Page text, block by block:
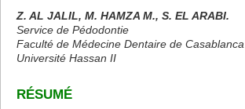
Z. AL JALIL, M. HAMZA M., S. EL ARABI.
Service de Pédodontie
Faculté de Médecine Dentaire de Casablanca
Université Hassan II
RÉSUMÉ